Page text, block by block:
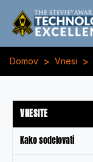
Domov > Vnesi >
VNESITE
Kako sodelovati